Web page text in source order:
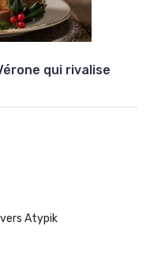
qui rivalise
Atypik